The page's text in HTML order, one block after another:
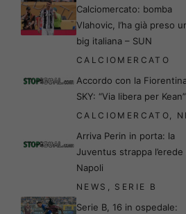
Calciomercato: bomba
Vlahovic, l’ha già preso
big italiana – SUN
CALCIOMERCATO
Accordo con la
SKY: “Via libera per Kean”
CALCIOMERCATO,
Arriva Perin in porta: la
Juventus strappa l’erede
Napoli
NEWS , SERIE B
Serie B, 16 in ospedale: